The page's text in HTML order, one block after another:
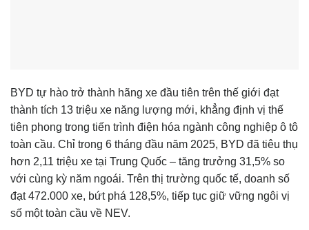
BYD tự hào trở thành hãng xe đầu tiên trên thế giới đạt
thành tích 13 triệu xe năng lượng mới, khẳng định vị thế
tiên phong trong tiến trình điện hóa ngành công nghiệp ô tô
toàn cầu. Chỉ trong 6 tháng đầu năm 2025, BYD đã tiêu thụ
hơn 2,11 triệu xe tại Trung Quốc – tăng trưởng 31,5% so
với cùng kỳ năm ngoái. Trên thị trường quốc tế, doanh số
đạt 472.000 xe, bứt phá 128,5%, tiếp tục giữ vững ngôi vị
số một toàn cầu về NEV.